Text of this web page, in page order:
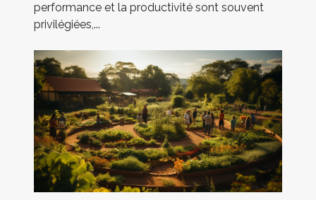
performance et la productivité sont souvent
privilégiées,...